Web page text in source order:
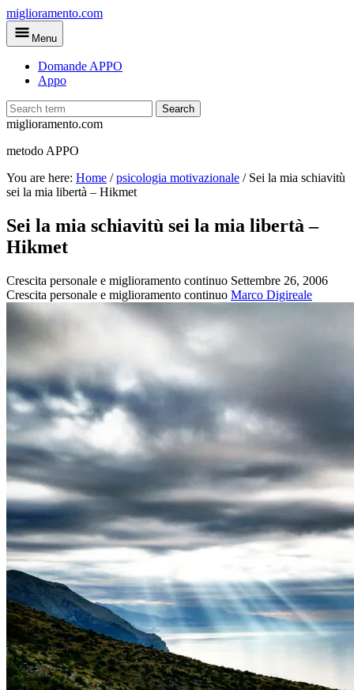
Skip
to
main
miglioramento.com
Menu
Domande APPO
Appo
Search
miglioramento.com
metodo APPO
You are here: Home /psicologia motivazionale / Sei la mia schiavitù
sei la mia libertà – Hikmet
Sei la mia schiavitù sei la mia libertà –
Hikmet
Crescita personale e miglioramento continuo Settembre 26, 2006
Crescita personale e miglioramento continuo Marco Digireale